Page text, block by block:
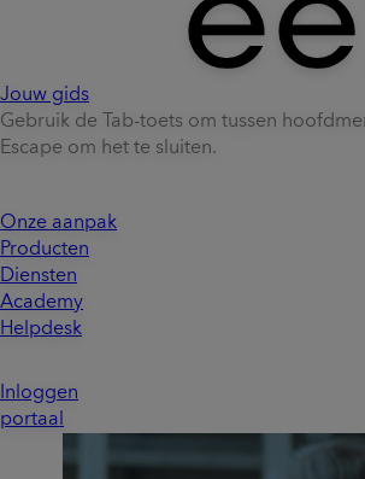
Jouw gids
Gebruik de Tab-toets om tussen
Escape om het te sluiten.
Onze aanpak
Producten
Diensten
Academy
Helpdesk
Inloggen
portaal